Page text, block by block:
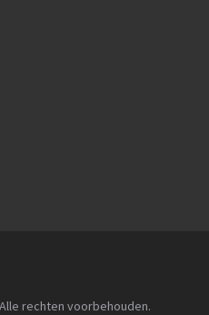
rechten voorbehouden.